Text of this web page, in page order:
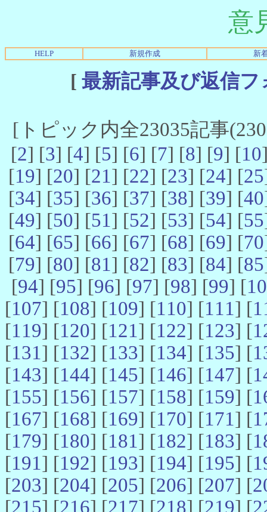
意
HELP 新規作成 新
[ 最新記事及び返信
[トピック内全23035記事
[2] [3] [4] [5] [6] [7] [8] [9] [10
[19] [20] [21] [22] [23] [24] [25
[34] [35] [36] [37] [38] [39] [40
[49] [50] [51] [52] [53] [54] [55
[64] [65] [66] [67] [68] [69] [70
[79] [80] [81] [82] [83] [84] [85
[94] [95] [96] [97] [98] [99] [
[107] [108] [109] [110] [111] [
[119] [120] [121] [122] [123] [
[131] [132] [133] [134] [135] [
[143] [144] [145] [146] [147] [
[155] [156] [157] [158] [159] [
[167] [168] [169] [170] [171] [
[179] [180] [181] [182] [183] [
[191] [192] [193] [194] [195] [
[203] [204] [205] [206] [207] [
[215] [216] [217] [218] [219] [